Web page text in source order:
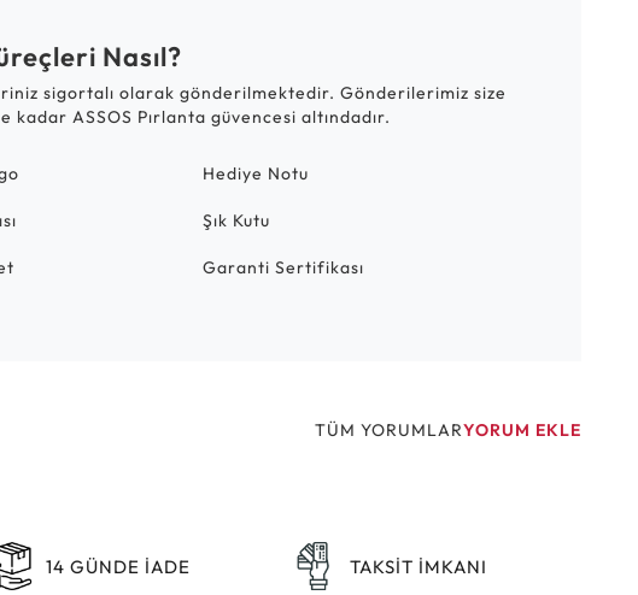
Nasıl?
sigortalı olarak gönderilmektedir. Gönderilerimiz size
kadar ASSOS Pırlanta güvencesi altındadır.
Hediye Notu
Şık Kutu
Garanti Sertifikası
TÜM YORUMLARYORUM EKLE
14 GÜNDE İADE TAKSİT İMKANI